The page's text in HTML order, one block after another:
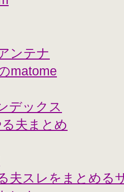
ンテナ
matome
デックス
夫まとめ
夫スレをまとめる